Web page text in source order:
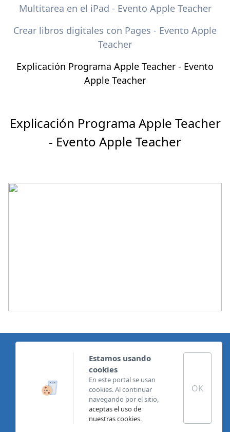
Multitarea en el iPad - Evento Apple Teacher
Crear libros digitales con Pages - Evento Apple
Teacher
Explicación Programa Apple Teacher - Evento
Apple Teacher
Explicación Programa Apple Teacher
- Evento Apple Teacher
Política de privacidad para centros educativos
Política de cookies
Condiciones generales
Términos y condiciones de garantía
Política de privacidad
Copyright @Banana Computer S.L. Todos los derechos
reservados.
Estamos usando
cookies
En este portal se usan
cookies. Al continuar
navegando por el sitio,
aceptas el uso de
nuestras cookies.
OK